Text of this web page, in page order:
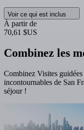
Voir ce qui est inclus
À partir de
70,61 $US
Combinez les
Combinez Visites
incontournables de San
séjour !